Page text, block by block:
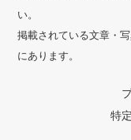
い。
掲載されている文章・
にあります。
特